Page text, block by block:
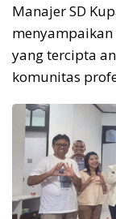
Manajer SD
yang tercipta
komunitas